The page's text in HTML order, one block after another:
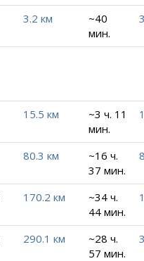
3.2 км
~40
мин.
15.5 км
~3 ч. 11
мин.
80.3 км
~16 ч.
37 мин.
170.2 км
~34 ч.
44 мин.
290.1 км
~28 ч.
57 мин.